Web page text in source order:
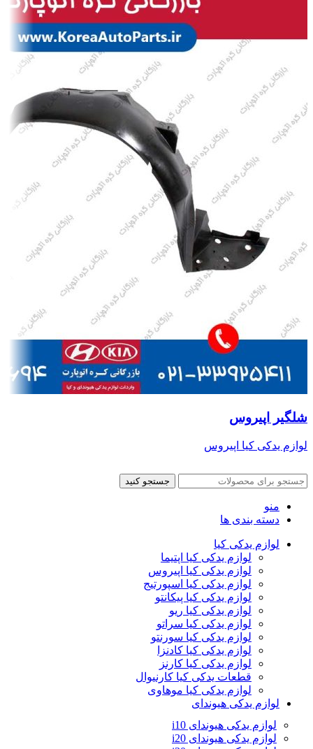
شلگیر اپیروس
لوازم یدکی کیا اپیروس
جستجو کنید
منو
دسته بندی ها
لوازم یدکی کیا
لوازم یدکی کیا اپتیما
لوازم یدکی کیا اپیروس
لوازم یدکی کیا اسپورتیج
لوازم یدکی کیا پیکانتو
لوازم یدکی کیا ریو
لوازم یدکی کیا سراتو
لوازم یدکی کیا سورنتو
لوازم یدکی کیا کادنزا
لوازم یدکی کیا کارنز
قطعات یدکی کیا کارنیوال
لوازم یدکی کیا موهاوی
لوازم یدکی هیوندای
لوازم یدکی هیوندای i10
لوازم یدکی هیوندای i20